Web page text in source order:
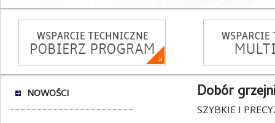
NOWOŚCI Dobór
SZYBKIE I